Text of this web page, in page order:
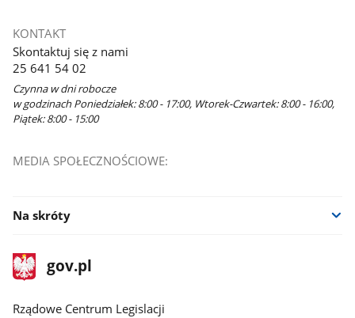
nowym
KONTAKT
Skontaktuj się z nami
25 641 54 02
Czynna w dni robocze
w godzinach Poniedziałek: 8:00 - 17:00, Wtorek-Czwartek: 8:00 - 16:00,
Piątek: 8:00 - 15:00
MEDIA SPOŁECZNOŚCIOWE:
Na skróty
stopka
gov.plStrona
gov.pl
Rządowe Centrum Legislacji